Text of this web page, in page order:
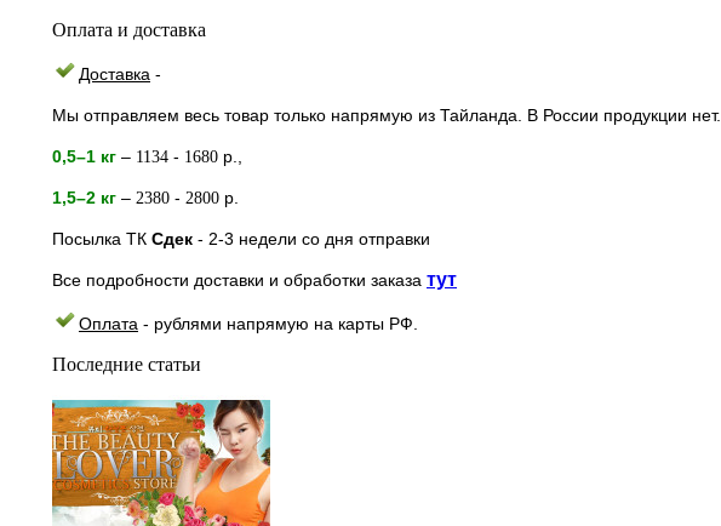
Оплата и доставка
Доставка -
Мы отправляем весь товар только напрямую из Тайланда. В России продукции нет.
0,5–1 кг – 1134 - 1680 р.,
1,5–2 кг – 2380 - 2800 р.
Посылка ТК Сдек - 2-3 недели со дня отправки
Все подробности доставки и обработки заказа тут
Оплата - рублями напрямую на карты РФ.
Последние статьи